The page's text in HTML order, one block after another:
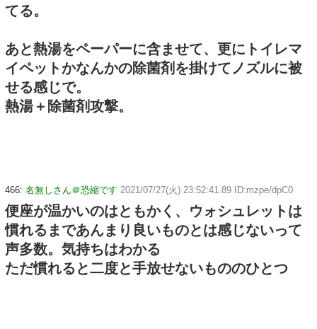
てる。
あと熱湯をペーパーに含ませて、更にトイレマ
イペットかなんかの除菌剤を掛けてノズルに被
せる感じで。
熱湯＋除菌剤攻撃。
466: 名無しさん＠恐縮です 2021/07/27(火) 23:52:41.89 ID:mzpe/dpC0
便座が温かいのはともかく、ウォシュレットは
慣れるまであんまり良いものとは感じないって
声多数。気持ちはわかる
ただ慣れると二度と手放せないもののひとつ